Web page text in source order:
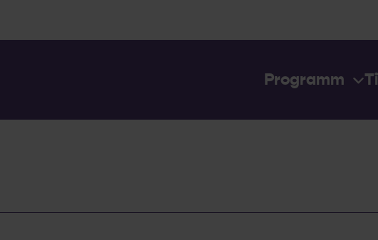
Programm